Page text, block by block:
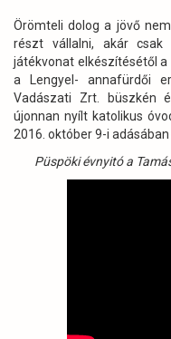
Örömteli dolog a jövő
részt vállalni, akár
játékvonat elkészítésétől
a Lengyel- annafürdői
Vadászati Zrt. büszkén
újonnan nyílt katolikus
2016. október 9-i
Püspöki évnyitó a